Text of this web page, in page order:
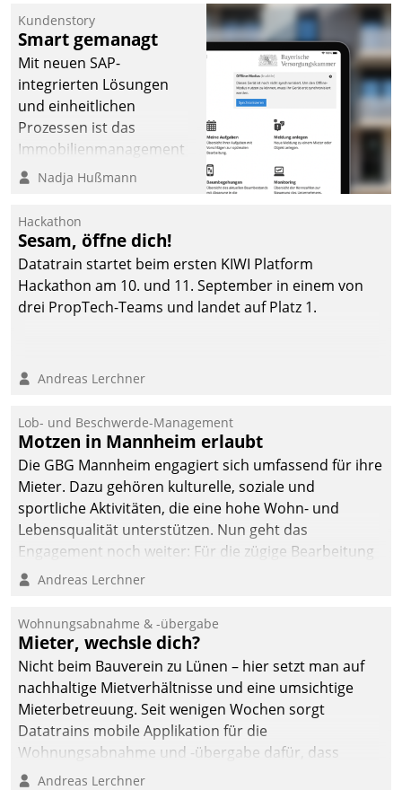
Kundenstory
Smart gemanagt
Mit neuen SAP-
integrierten Lösungen
und einheitlichen
Prozessen ist das
Immobilienmanagement
der Bayerischen
Ressort Kapitalanlage für
künftige Aufgaben und
Herausforderungen
gerüstet.
Nadja Hußmann
Hackathon
Sesam, öffne dich!
Datatrain startet beim ersten KIWI Platform
Hackathon am 10. und 11. September in einem von
drei PropTech-Teams und landet auf Platz 1.
Andreas Lerchner
Lob- und Beschwerde-Management
Motzen in Mannheim erlaubt
Die GBG Mannheim engagiert sich umfassend für ihre
Mieter. Dazu gehören kulturelle, soziale und
sportliche Aktivitäten, die eine hohe Wohn- und
Lebensqualität unterstützen. Nun geht das
Engagement noch weiter: Für die zügige Bearbeitung
von Beschwerden – oder Lob – richtet das
und Beschwerde-Management einen eigenen Kanal
ein.
Andreas Lerchner
Wohnungsabnahme & -übergabe
Mieter, wechsle dich?
Nicht beim Bauverein zu Lünen – hier setzt man auf
nachhaltige Mietverhältnisse und eine umsichtige
Mieterbetreuung. Seit wenigen Wochen sorgt
Datatrains mobile Applikation für die
Wohnungsabnahme und -übergabe dafür, dass
Mieter wohlgeordnet kommen und, so es sein muss,
Andreas Lerchner